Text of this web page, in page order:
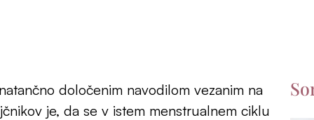
določenim navodilom vezanim na
je, da se v istem menstrualnem ciklu